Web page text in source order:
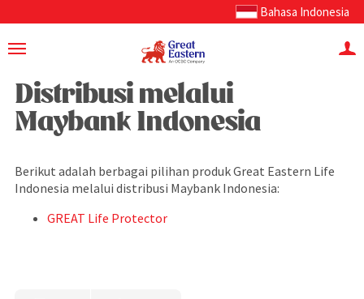
Bahasa Indonesia
Distribusi melalui
Maybank Indonesia
Berikut adalah berbagai pilihan produk Great Eastern Life
Indonesia melalui distribusi Maybank Indonesia:
GREAT Life Protector